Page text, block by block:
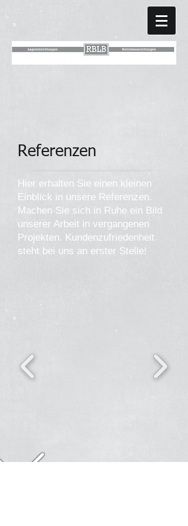
Referenzen
Hier erhalten Sie einen kleinen
Einblick in unsere Referenzen.
Machen Sie sich in Ruhe ein Bild
unserer Arbeit in vergangenen
Projekten. Kundenzufriedenheit
steht bei uns an erster Stelle!